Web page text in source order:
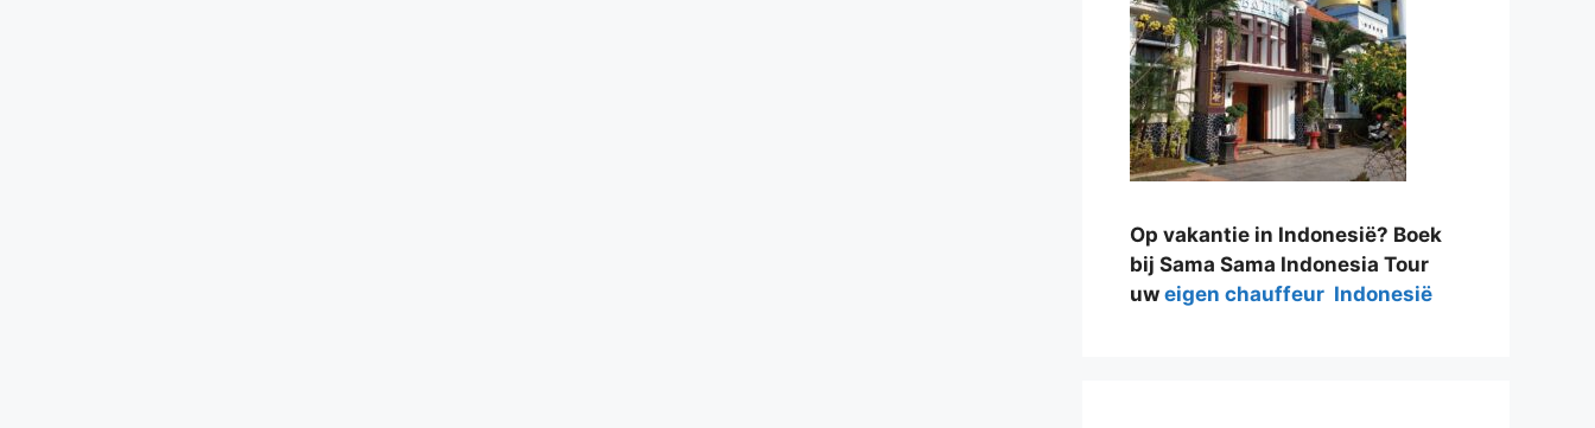
Op vakantie in Indonesië? Boek
bij Sama Sama Indonesia Tour
uw eigen chauffeur Indonesië